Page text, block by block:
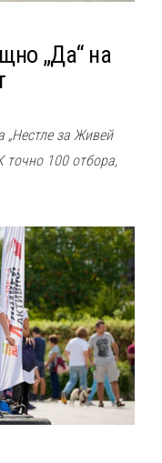
„Да“ на
„Нестле за Живей
точно 100 отбора,